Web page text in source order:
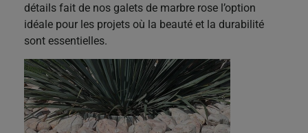
détails fait de nos galets de marbre rose l’option
idéale pour les projets où la beauté et la durabilité
sont essentielles.